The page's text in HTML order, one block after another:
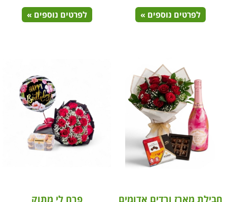
לפרטים נוספים »
לפרטים נוספים »
חבילת מארז ורדים אדומים פרח לי מתוק